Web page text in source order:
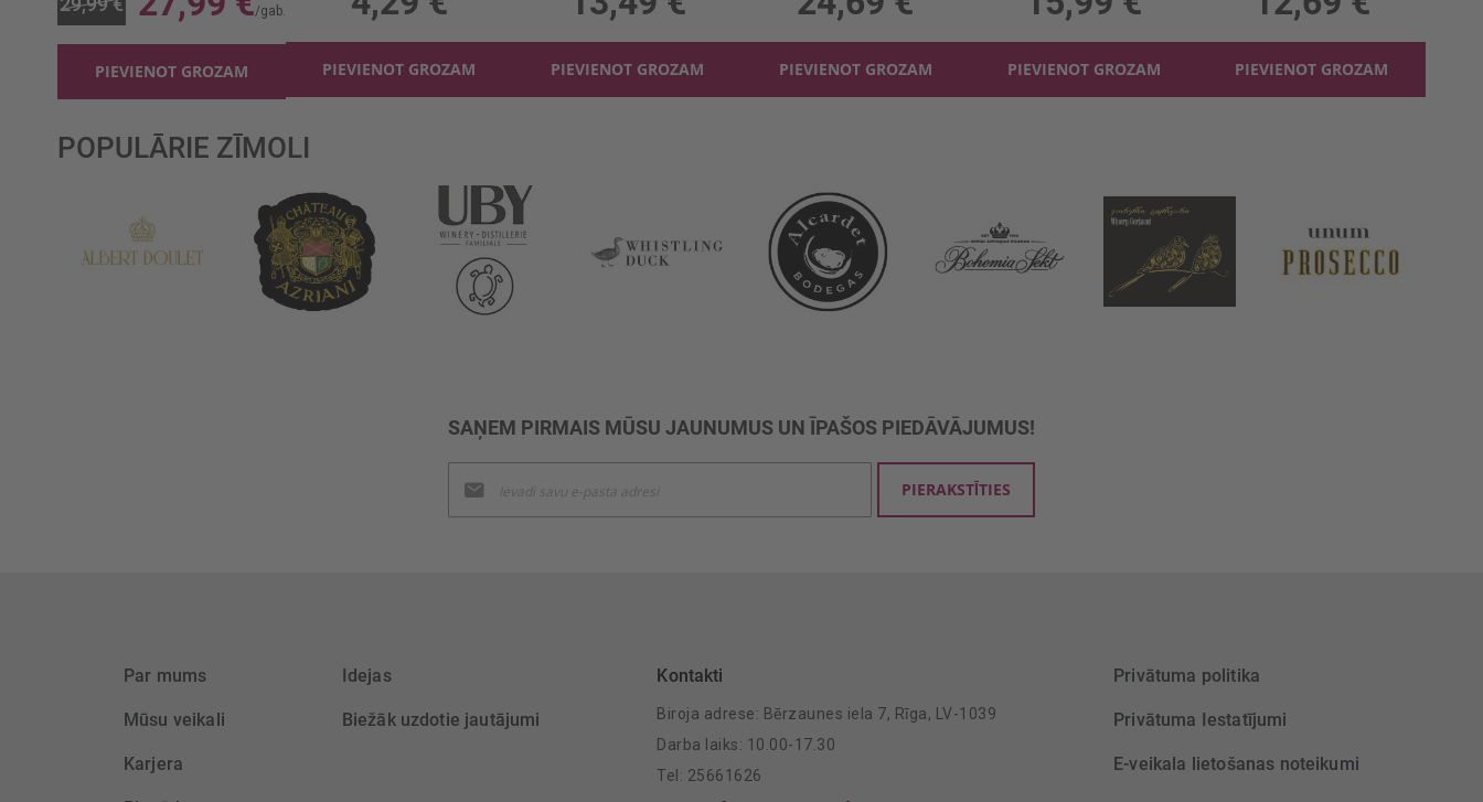
PIEVIENOT GROZAM PIEVIENOT GROZAM PIEVIENOT GROZAM PIEVIENOT GROZAM PIEVIENOT GROZAM PIEVIENOT GROZAM
POPULĀRIE ZĪMOLI
SAŅEM PIRMAIS MŪSU JAUNUMUS UN ĪPAŠOS PIEDĀVĀJUMUS!
jaunumu
saņemšanai:
PIERAKSTĪTIES
Par mums
Mūsu veikali
Karjera
Idejas
Biežāk uzdotie jautājumi
Kontakti
Biroja adrese: Bērzaunes iela 7, Rīga, LV-1039
Darba laiks: 10.00-17.30
Tel: 25661626
Privātuma politika
Privātuma Iestatījumi
E-veikala lietošanas noteikumi